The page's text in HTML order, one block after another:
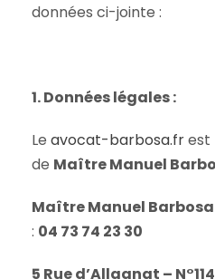
données ci-jointe :
1. Données légales :
Le avocat-barbosa.frest
de Maître Manuel
MaîtreManuel Barbosa
: 04 73 74 23 30
5 Rue d’Allagnat –